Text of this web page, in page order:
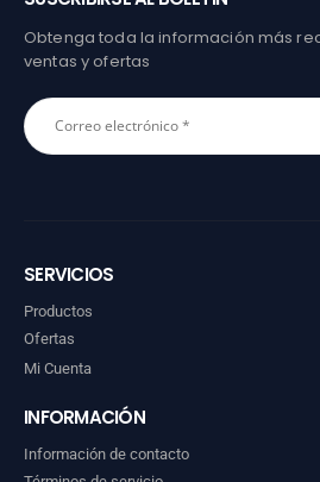
Obtenga toda la información más
ventas y ofertas
SERVICIOS
Productos
Ofertas
Mi Cuenta
INFORMACIÓN
Información de contacto